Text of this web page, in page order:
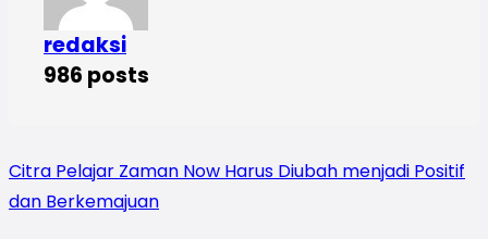
redaksi
986 posts
Citra Pelajar Zaman Now Harus Diubah menjadi Positif
dan Berkemajuan